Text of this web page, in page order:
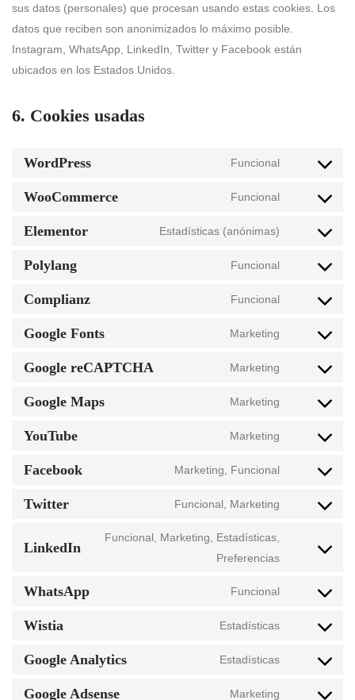
sus datos (personales) que procesan usando estas cookies. Los
datos que reciben son anonimizados lo máximo posible.
Instagram, WhatsApp, LinkedIn, Twitter y Facebook están
ubicados en los Estados Unidos.
6. Cookies usadas
WordPress Funcional
WooCommerce Funcional
Elementor Estadísticas (anónimas)
Polylang Funcional
Complianz Funcional
Google Fonts Marketing
Google reCAPTCHA Marketing
Google Maps Marketing
YouTube Marketing
Facebook Marketing, Funcional
Twitter Funcional, Marketing
LinkedIn
Funcional, Marketing, Estadísticas,
Preferencias
WhatsApp Funcional
Wistia Estadísticas
Google Analytics Estadísticas
Google Adsense Marketing